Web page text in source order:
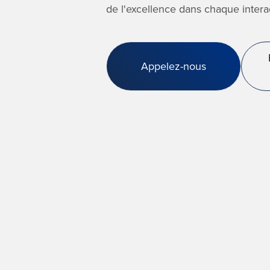
de l'excellence dans chaque
Appelez-nous